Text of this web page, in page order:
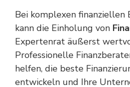
Bei komplexen finanziellen
kann die Einholung von
Expertenrat äußerst
Professionelle
helfen, die beste
entwickeln und Ihre